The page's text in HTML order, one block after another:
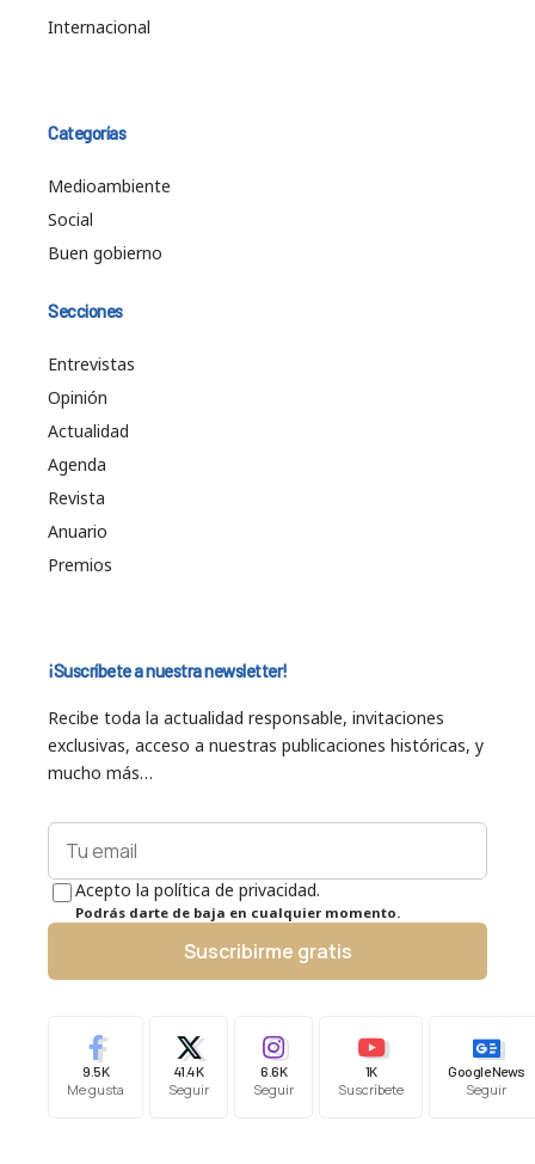
Internacional
Categorías
Medioambiente
Social
Buen gobierno
Secciones
Entrevistas
Opinión
Actualidad
Agenda
Revista
Anuario
Premios
¡Suscríbete a nuestra newsletter!
Recibe toda la actualidad responsable, invitaciones
exclusivas, acceso a nuestras publicaciones históricas, y
mucho más…
Acepto la política de privacidad.
Podrás darte de baja en cualquier momento.
Suscribirme gratis
9.5K
Me gusta
41.4K
Seguir
6.6K
Seguir
1K
Suscríbete
Google News
Seguir